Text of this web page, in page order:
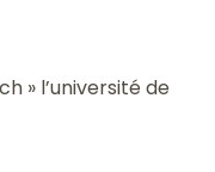
» l’université de